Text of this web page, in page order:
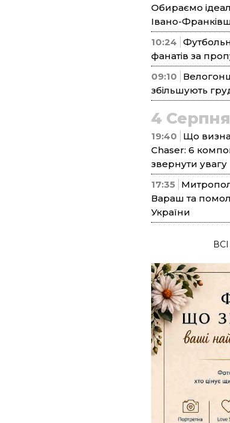
Обираємо
Івано-
10:24
фанатів за
09:10
збільшують
4
19:40
Що
Chaser: 6
звернути увагу
17:35
Вараш та
України